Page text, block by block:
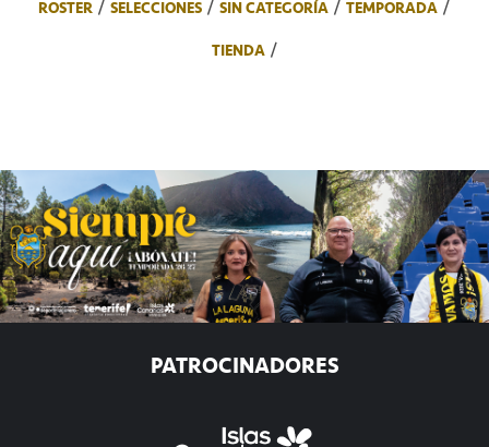
ROSTER
SELECCIONES SIN CATEGORÍA
TEMPORADA
TIENDA
PATROCINADORES